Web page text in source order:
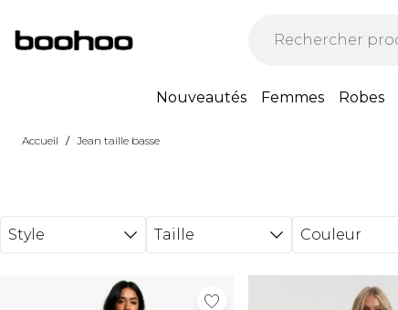
Nouveautés Femmes Robes
Accueil / Jean taille basse
Style Taille Couleur